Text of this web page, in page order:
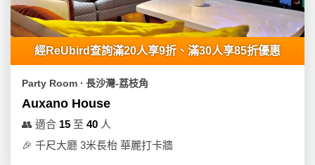
坊
戶
遊
艇
經ReUbird查詢滿20人享9折、滿30人享85折優惠
Party Room ∙ 長沙灣-荔枝角
Auxano House
👥 適合 15 至 40 人
🎉 千尺大廳 3米長枱 華麗打卡牆